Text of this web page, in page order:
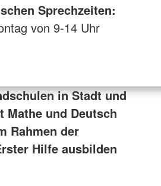
Sprechzeiten:
von 9-14 Uhr
in Stadt und
Mathe und Deutsch
Rahmen der
Hilfe ausbilden